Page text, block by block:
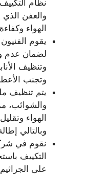
نظام
والعفن
الهواء
يقوم
لضمان عدم
وتنظيف
وتجنب
يتم تنظيف
والشوائب،
الهواء
وبالتالي
نقوم في
التكييف
على